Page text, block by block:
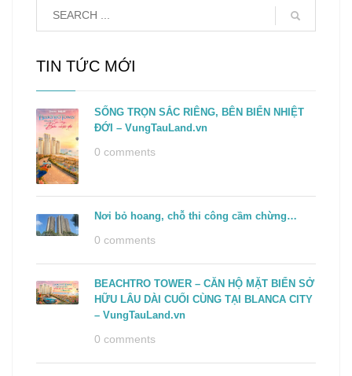
TIN TỨC MỚI
SỐNG TRỌN SẮC RIÊNG, BÊN BIỂN NHIỆT
ĐỚI – VungTauLand.vn
0 comments
Nơi bỏ hoang, chỗ thi công cầm chừng…
0 comments
BEACHTRO TOWER – CĂN HỘ MẶT BIỂN SỞ
HỮU LÂU DÀI CUỐI CÙNG TẠI BLANCA CITY
– VungTauLand.vn
0 comments